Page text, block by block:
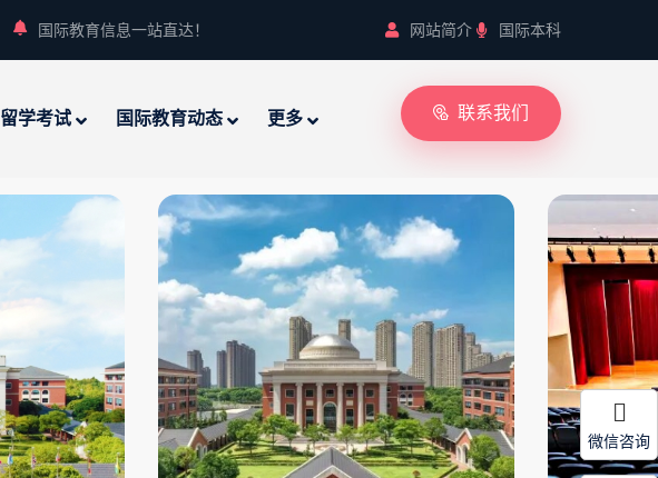
国际教育信息一站直达！ 网站简介 国际本科
留学考试 国际教育动态 更多 联系我们
微信咨询